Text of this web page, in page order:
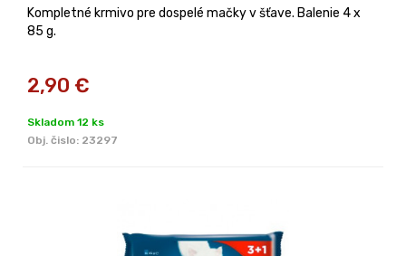
Kompletné krmivo pre dospelé mačky v šťave. Balenie 4 x
85 g.
2,90 €
Skladom 12 ks
Obj. čislo: 23297